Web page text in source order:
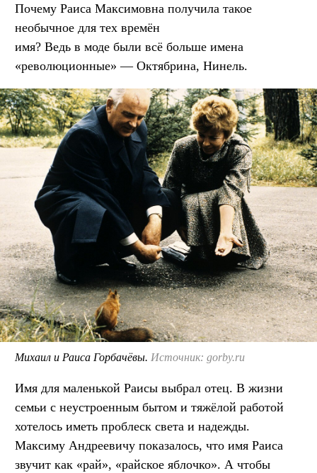
Почему Раиса Максимовна получила такое
необычное для тех времён
имя? Ведь в моде были всё больше имена
«революционные» — Октябрина, Нинель.
Михаил и Раиса Горбачёвы. Источник: gorby.ru
Имя для маленькой Раисы выбрал отец. В жизни
семьи с неустроенным бытом и тяжёлой работой
хотелось иметь проблеск света и надежды.
Максиму Андреевичу показалось, что имя Раиса
звучит как «рай», «райское яблочко». А чтобы